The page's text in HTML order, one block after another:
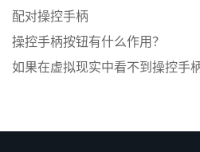
配对操控手柄
操控手柄按钮有什么作用？
如果在虚拟现实中看不到操控手